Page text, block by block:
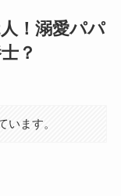
！溺愛パパ
？
います。